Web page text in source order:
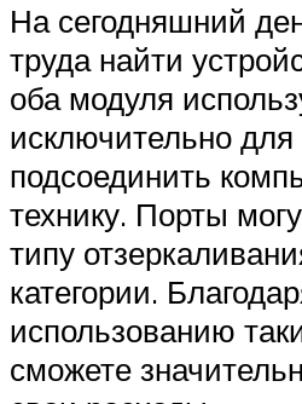
На сегодняшний
труда найти
оба модуля
исключительно для
подсоединить
технику. Порты
типу
категории.
использованию
сможете